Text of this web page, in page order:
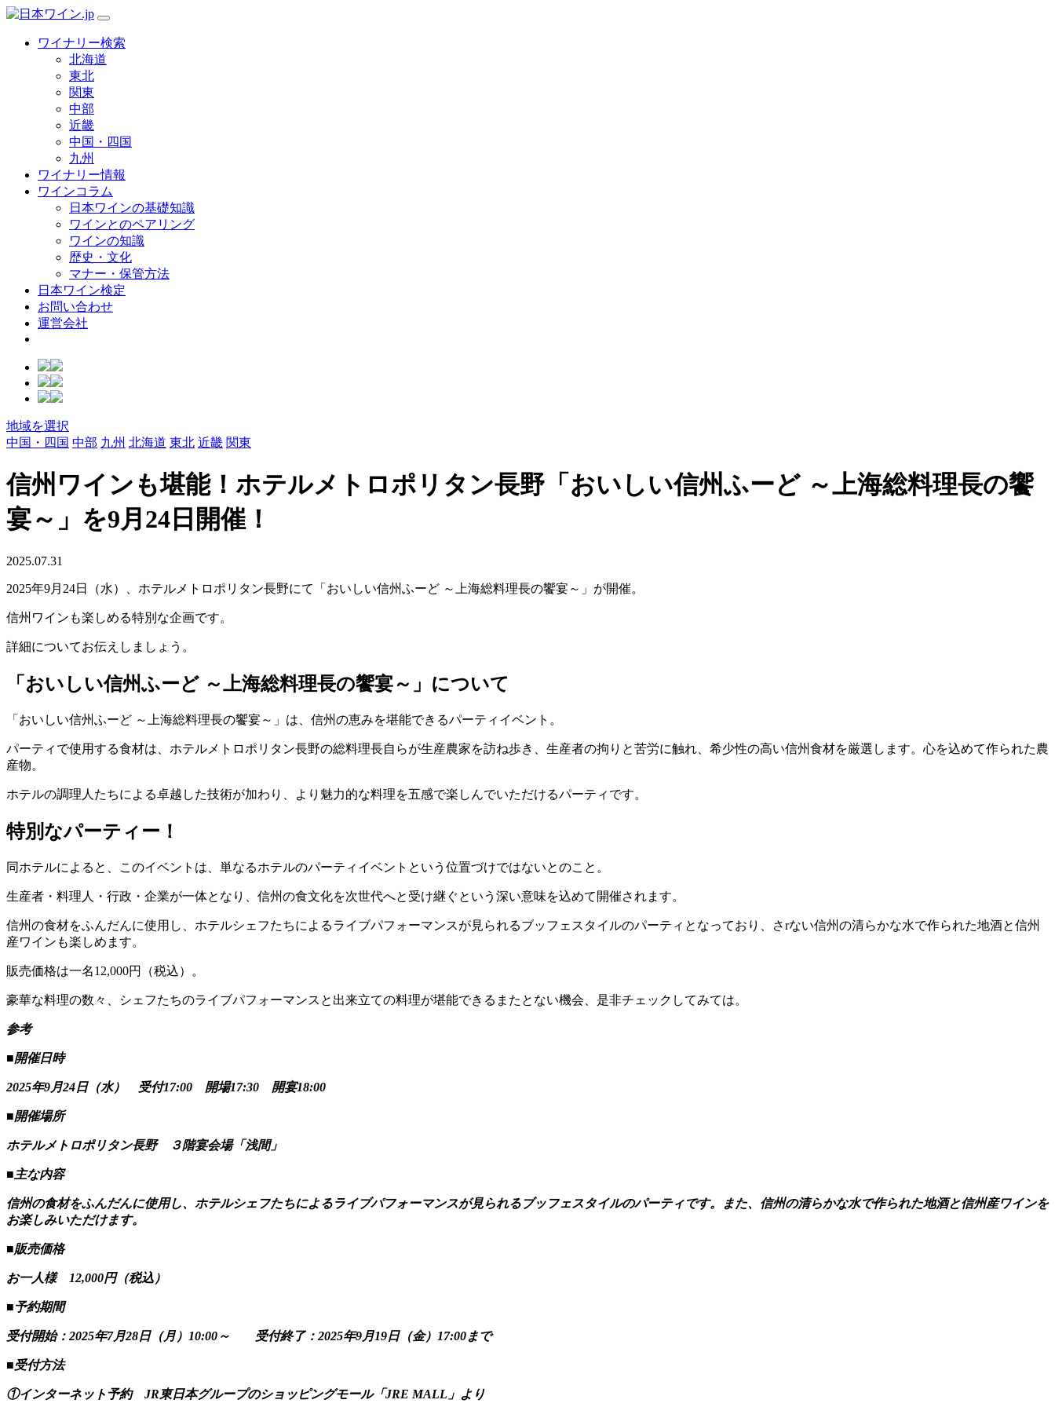
ワイナリー検索
北海道
東北
関東
中部
近畿
中国・四国
九州
ワイナリー情報
ワインコラム
日本ワインの基礎知識
ワインとのペアリング
ワインの知識
歴史・文化
マナー・保管方法
日本ワイン検定
お問い合わせ
運営会社
地域を選択
中国・四国 中部 九州 北海道 東北 近畿 関東
信州ワインも堪能！ホテルメトロポリタン長野「おいしい信州ふーど ～上海総料理長の饗
宴～」を9月24日開催！
2025.07.31
2025年9月24日（水）、ホテルメトロポリタン長野にて「おいしい信州ふーど ～上海総料理長の饗宴～」が開催。
信州ワインも楽しめる特別な企画です。
詳細についてお伝えしましょう。
「おいしい信州ふーど ～上海総料理長の饗宴～」について
「おいしい信州ふーど ～上海総料理長の饗宴～」は、信州の恵みを堪能できるパーティイベント。
パーティで使用する食材は、ホテルメトロポリタン長野の総料理長自らが生産農家を訪ね歩き、生産者の拘りと苦労に触れ、希少性の高い信州食材を厳選します。心を込めて作られた農
産物。
ホテルの調理人たちによる卓越した技術が加わり、より魅力的な料理を五感で楽しんでいただけるパーティです。
特別なパーティー！
同ホテルによると、このイベントは、単なるホテルのパーティイベントという位置づけではないとのこと。
生産者・料理人・行政・企業が一体となり、信州の食文化を次世代へと受け継ぐという深い意味を込めて開催されます。
信州の食材をふんだんに使用し、ホテルシェフたちによるライブパフォーマンスが見られるブッフェスタイルのパーティとなっており、さrない信州の清らかな水で作られた地酒と信州
産ワインも楽しめます。
販売価格は一名12,000円（税込）。
豪華な料理の数々、シェフたちのライブパフォーマンスと出来立ての料理が堪能できるまたとない機会、是非チェックしてみては。
参考
■開催日時
2025年9月24日（水） 受付17:00 開場17:30 開宴18:00
■開催場所
ホテルメトロポリタン長野 ３階宴会場「浅間」
■主な内容
信州の食材をふんだんに使用し、ホテルシェフたちによるライブパフォーマンスが見られるブッフェスタイルのパーティです。また、信州の清らかな水で作られた地酒と信州産ワインを
お楽しみいただけます。
■販売価格
お一人様 12,000円（税込）
■予約期間
受付開始：2025年7月28日（月）10:00～ 受付終了：2025年9月19日（金）17:00まで
■受付方法
①インターネット予約 JR東日本グループのショッピングモール「JRE MALL」より